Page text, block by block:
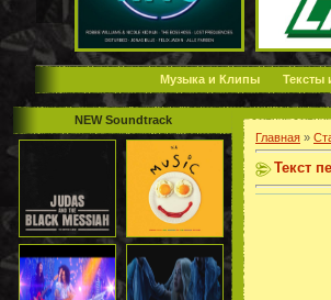
Музыка и Клипы Тексты
NEW Soundtrack
Главная »
Текст